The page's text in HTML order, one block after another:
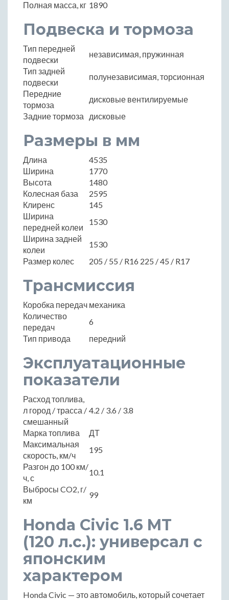
Полная масса, кг 1890
Подвеска и тормоза
Тип передней
подвески
независимая, пружинная
Тип задней
подвески
полунезависимая, торсионная
Передние
тормоза
дисковые вентилируемые
Задние тормоза
дисковые
Размеры в мм
Длина
4535
Ширина
1770
Высота
1480
Колесная база
2595
Клиренс
145
Ширина
передней колеи
1530
Ширина задней
колеи
1530
Размер колес
205 / 55 / R16 225 / 45 / R17
Трансмиссия
Коробка передач механика
Количество
передач
6
Тип привода
передний
Эксплуатационные
показатели
Расход топлива,
л город / трасса /
смешанный
4.2 / 3.6 / 3.8
Марка топлива
ДТ
Максимальная
скорость, км/ч
195
Разгон до 100 км/
ч, с
10.1
Выбросы CO2, г/
км
99
Honda Civic 1.6 MT
(120 л.с.): универсал с
японским
характером
Honda Civic — это автомобиль, который сочетает